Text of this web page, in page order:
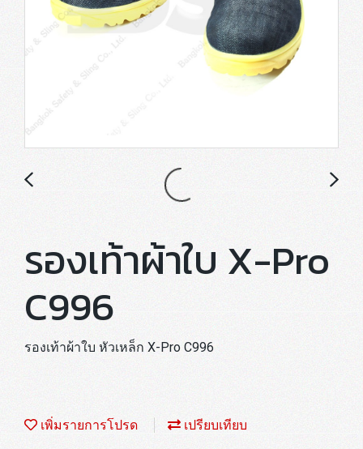
รองเท้าผ้าใบ X-Pro
C996
รองเท้าผ้าใบ หัวเหล็ก X-Pro C996
เพิ่มรายการโปรด เปรียบเทียบ